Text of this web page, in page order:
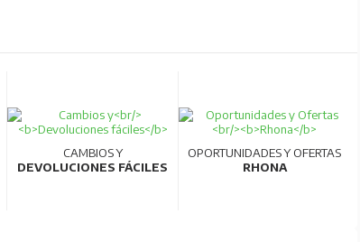
CAMBIOS Y
DEVOLUCIONES FÁCILES
OPORTUNIDADES Y OFERTAS
RHONA